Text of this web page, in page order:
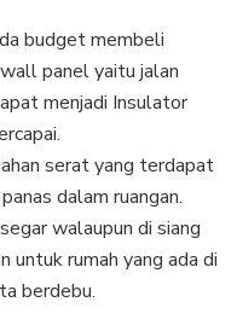
budget membeli
panel yaitu jalan
menjadi Insulator
serat yang terdapat
dalam ruangan.
walaupun di siang
untuk rumah yang ada di
berdebu.